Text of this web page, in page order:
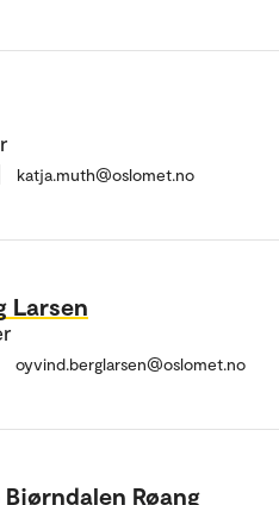
katja.muth@oslomet.no
Larsen
oyvind.berglarsen@oslomet.no
Røang